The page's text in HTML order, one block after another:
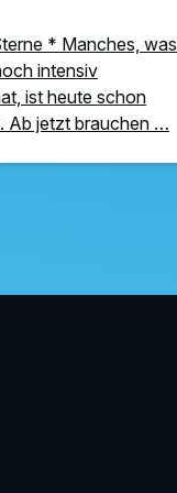
* Manches, was
intensiv
ist heute schon
Ab jetzt brauchen …